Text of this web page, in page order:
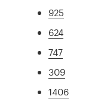
925
624
747
309
1406